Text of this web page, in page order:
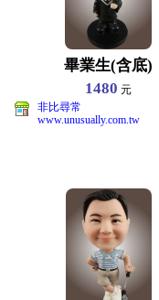
畢業生(含底)
1480 元
非比尋常
www.unusually.com.tw